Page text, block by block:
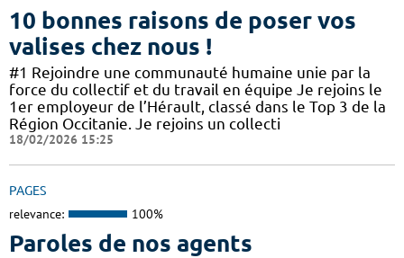
10 bonnes raisons de poser vos
valises chez nous !
#1 Rejoindre une communauté humaine unie par la
force du collectif et du travail en équipe Je rejoins le
1er employeur de l’Hérault, classé dans le Top 3 de la
Région Occitanie. Je rejoins un collecti
18/02/2026 15:25
PAGES
relevance: 100%
Paroles de nos agents